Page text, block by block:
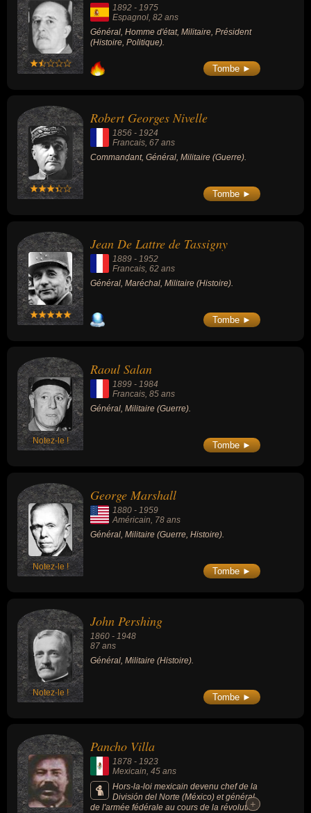
1892 - 1975
Espagnol, 82 ans
Général, Homme d'état, Militaire, Président
(Histoire, Politique).
Tombe ►
Robert Georges Nivelle
1856 - 1924
Francais, 67 ans
Commandant, Général, Militaire (Guerre).
Tombe ►
Jean De Lattre de Tassigny
1889 - 1952
Francais, 62 ans
Général, Maréchal, Militaire (Histoire).
Tombe ►
Notez-le !
Raoul Salan
1899 - 1984
Francais, 85 ans
Général, Militaire (Guerre).
Tombe ►
Notez-le !
George Marshall
1880 - 1959
Américain, 78 ans
Général, Militaire (Guerre, Histoire).
Tombe ►
Notez-le !
John Pershing
1860 - 1948
87 ans
Général, Militaire (Histoire).
Tombe ►
Pancho Villa
1878 - 1923
Mexicain, 45 ans
Hors-la-loi mexicain devenu chef de la
División del Norte (México) et général
de l'armée fédérale au cours de la révolution
+
+